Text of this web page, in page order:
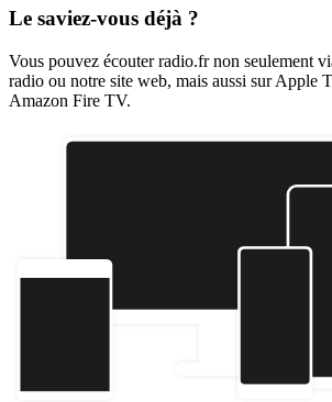
Le saviez-vous déjà ?
Vous pouvez écouter radio.fr non seulement
radio ou notre site web, mais aussi sur Apple
Amazon Fire TV.